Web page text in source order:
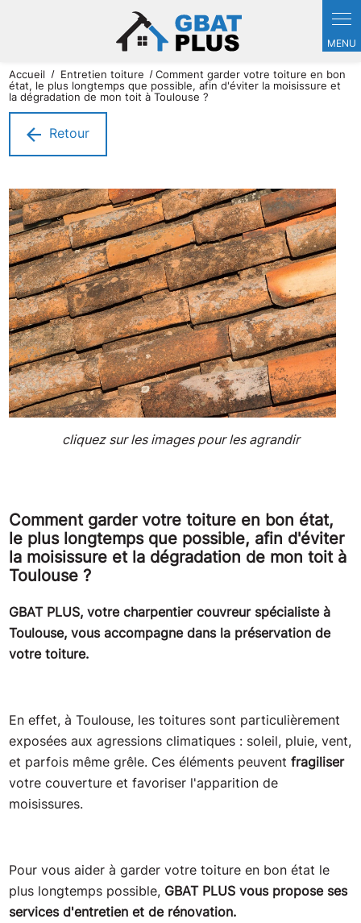
Accueil Entretien toiture
Comment garder votre toiture en bon
état, le plus longtemps que possible, afin d'éviter la moisissure et
la dégradation de mon toit à Toulouse ?
Retour
cliquez sur les images pour les agrandir
Comment garder votre toiture en bon état,
le plus longtemps que possible, afin d'éviter
la moisissure et la dégradation de mon toit à
Toulouse ?
GBAT PLUS, votre charpentier couvreur spécialiste à
Toulouse, vous accompagne dans la préservation de
votre toiture.
En effet, à Toulouse, les toitures sont particulièrement
exposées aux agressions climatiques : soleil, pluie, vent,
et parfois même grêle. Ces éléments peuventfragiliser
votre couverture et favoriser l'apparition de
moisissures.
Pour vous aider à garder votre toiture en bon état le
plus longtemps possible, GBAT PLUS vous propose ses
services d'entretien et de rénovation.